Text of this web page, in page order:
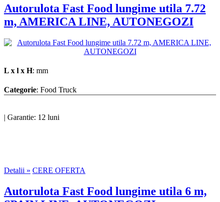
Autorulota Fast Food lungime utila 7.72
m, AMERICA LINE, AUTONEGOZI
L x l x H: mm
Categorie: Food Truck
| Garantie: 12 luni
Detalii » CERE OFERTA
Autorulota Fast Food lungime utila 6 m,